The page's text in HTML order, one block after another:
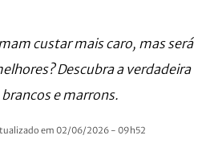
custar mais caro, mas será
Descubra a verdadeira
e marrons.
em 02/06/2026 - 09h52